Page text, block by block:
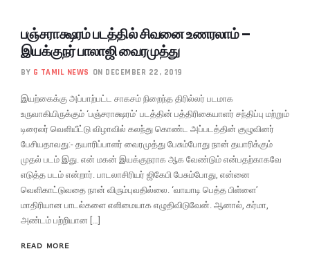
பஞ்சராக்ஷரம் படத்தில் சிவனை உணரலாம் –
இயக்குநர் பாலாஜி வைரமுத்து
BY G TAMIL NEWS ON DECEMBER 22, 2019
இயற்கைக்கு அப்பாற்பட்ட சாகசம் நிறைந்த திரில்லர் படமாக
உருவாகியிருக்கும் ‘பஞ்சராக்ஷரம்’ படத்தின் பத்திரிகையாளர் சந்திப்பு மற்றும்
டிரைலர் வெளியீட்டு விழாவில் கலந்து கொண்ட அப்படத்தின் குழுவினர்
பேசியதாவது:- தயாரிப்பாளர் வைரமுத்து பேசும்போது நான் தயாரிக்கும்
முதல் படம் இது. என் மகன் இயக்குநராக ஆக வேண்டும் என்பதற்காகவே
எடுத்த படம் என்றார். பாடலாசிரியர் ஜிகேபி பேசும்போது, என்னை
வெளிகாட்டுவதை நான் விரும்புவதில்லை. ‘வாயாடி பெத்த பிள்ளை’
மாதிரியான பாடல்களை எளிமையாக எழுதிவிடுவேன். ஆனால், கர்மா,
அண்டம் பற்றியான […]
READ MORE